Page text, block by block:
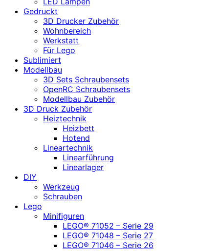
Gedruckt
3D Drucker Zubehör
Wohnbereich
Werkstatt
Für Lego
Sublimiert
Modellbau
3D Sets Schraubensets
OpenRC Schraubensets
Modellbau Zubehör
3D Druck Zubehör
Heiztechnik
Heizbett
Hotend
Lineartechnik
Linearführung
Linearlager
DIY
Werkzeug
Schrauben
Lego
Minifiguren
LEGO® 71052 – Serie 29
LEGO® 71048 – Serie 27
LEGO® 71046 – Serie 26